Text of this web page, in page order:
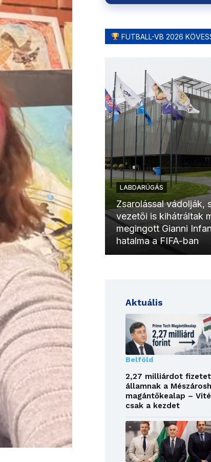
FUTBALL-VB 2026
LABDARÚGÁS
Zsarolással vádolják,
vezetői is kihátráltak
megingott Gianni
hatalma a FIFA-ban
Aktuális
Belföld
2,27 milliárdot
államnak a
magántőkealap –
csak a kezdet